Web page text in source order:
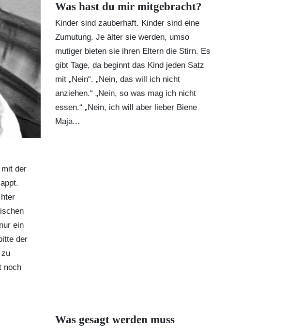
der
ein
der
zu
noch
Was hast du mir mitgebracht?
Kinder sind zauberhaft. Kinder sind eine
Zumutung. Je älter sie werden, umso
mutiger bieten sie ihren Eltern die Stirn. Es
gibt Tage, da beginnt das Kind jeden Satz
mit „Nein“. „Nein, das will ich nicht
anziehen.“ „Nein, so was mag ich nicht
essen.“ „Nein, ich will aber lieber Biene
Maja...
Was gesagt werden muss